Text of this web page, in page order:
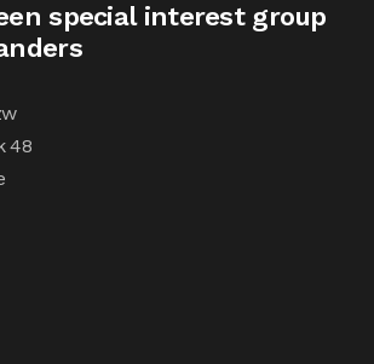
special interest group
48